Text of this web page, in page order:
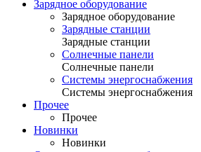
Зарядное оборудование
Зарядное оборудование
Зарядные станции
Зарядные станции
Солнечные панели
Солнечные панели
Системы энергоснабжения
Системы энергоснабжения
Прочее
Прочее
Новинки
Новинки